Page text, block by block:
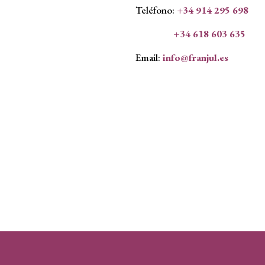
Teléfono: +34 914 295 698
+34 618 603 635
Email: info@franjul.es